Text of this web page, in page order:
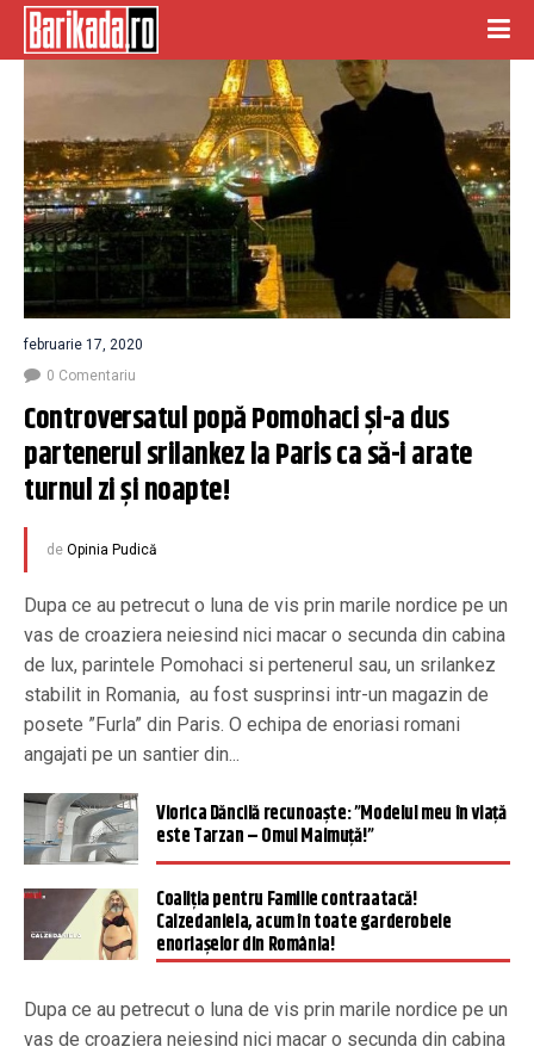
februarie 17, 2020
0 Comentariu
Controversatul popă Pomohaci și-a dus
partenerul srilankez la Paris ca să-i arate
turnul zi și noapte!
de Opinia Pudică
Dupa ce au petrecut o luna de vis prin marile nordice pe un
vas de croaziera neiesind nici macar o secunda din cabina
de lux, parintele Pomohaci si pertenerul sau, un srilankez
stabilit in Romania, au fost susprinsi intr-un magazin de
posete ”Furla” din Paris. O echipa de enoriasi romani
angajati pe un santier din...
Viorica Dăncilă recunoaște: ”Modelul meu în viață
este Tarzan – Omul Maimuță!”
Coaliția pentru Familie contraatacă!
Calzedaniela, acum în toate garderobele
enoriașelor din România!
Dupa ce au petrecut o luna de vis prin marile nordice pe un
vas de croaziera neiesind nici macar o secunda din cabina